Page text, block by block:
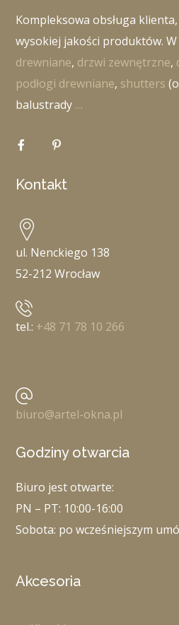
Kompleksowa obsługa
wysokiej jakości produktów.
drewniane, drzwi zewnętrzne,
podłogi drewniane, shutters
balustrady …
Kontakt
ul. Nenckiego 138
52-212 Wrocław
tel.: +48 71 78 10 266
biuro@artel-okna.pl
Godziny otwarcia
Biuro jest otwarte:
PN – PT: 10:00-16:00
Sobota: po wcześniejszym
Akcesoria